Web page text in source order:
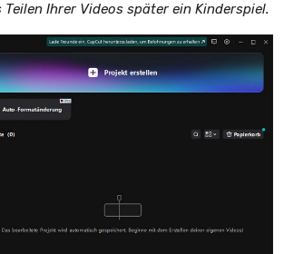
Ihrer Videos später ein Kinderspiel.